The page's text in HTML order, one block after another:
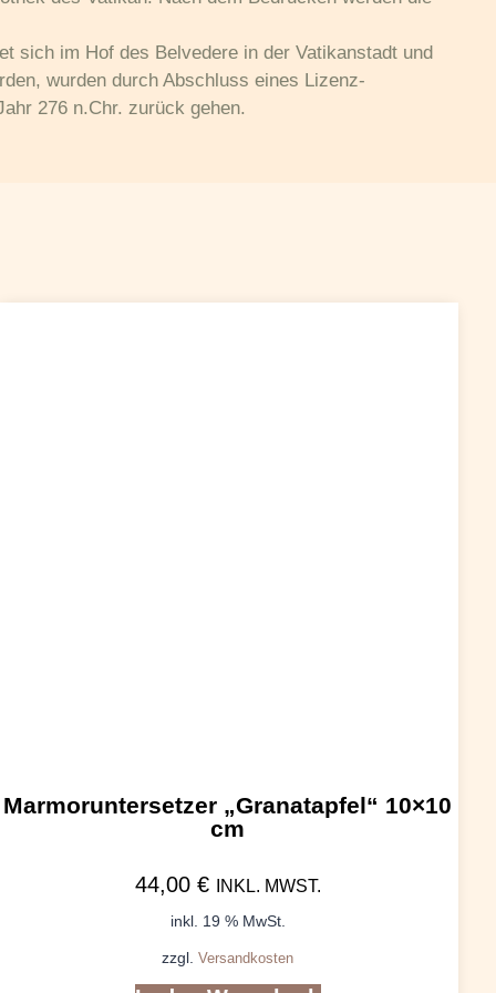
sich im Hof des Belvedere in der Vatikanstadt und
wurden durch Abschluss eines Lizenz-
276 n.Chr. zurück gehen.
Marmoruntersetzer „Granatapfel“ 10×10
cm
44,00 € INKL. MWST.
inkl. 19 % MwSt.
zzgl.Versandkosten